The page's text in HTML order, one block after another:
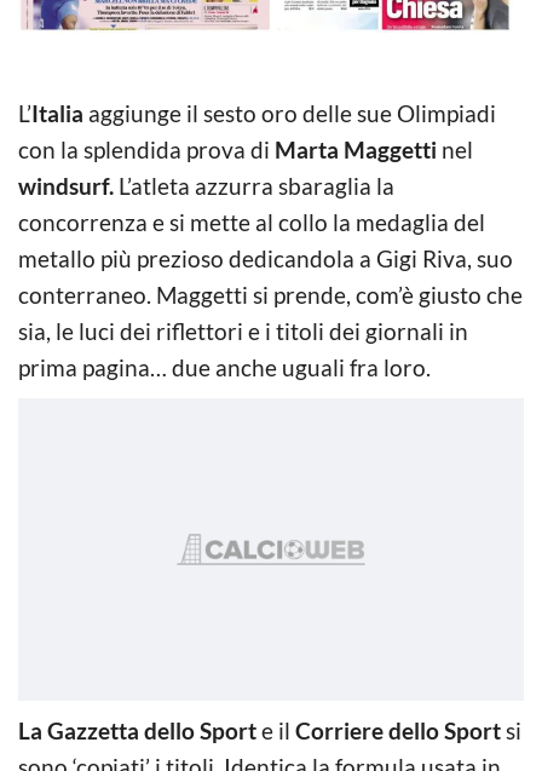
L’Italia aggiunge il sesto oro delle sue Olimpiadi
con la splendida prova di Marta Maggetti nel
windsurf. L’atleta azzurra sbaraglia la
concorrenza e si mette al collo la medaglia del
metallo più prezioso dedicandola a Gigi Riva, suo
conterraneo. Maggetti si prende, com’è giusto che
sia, le luci dei riflettori e i titoli dei giornali in
prima pagina… due anche uguali fra loro.
La Gazzetta dello Sporte il Corriere dello Sportsi